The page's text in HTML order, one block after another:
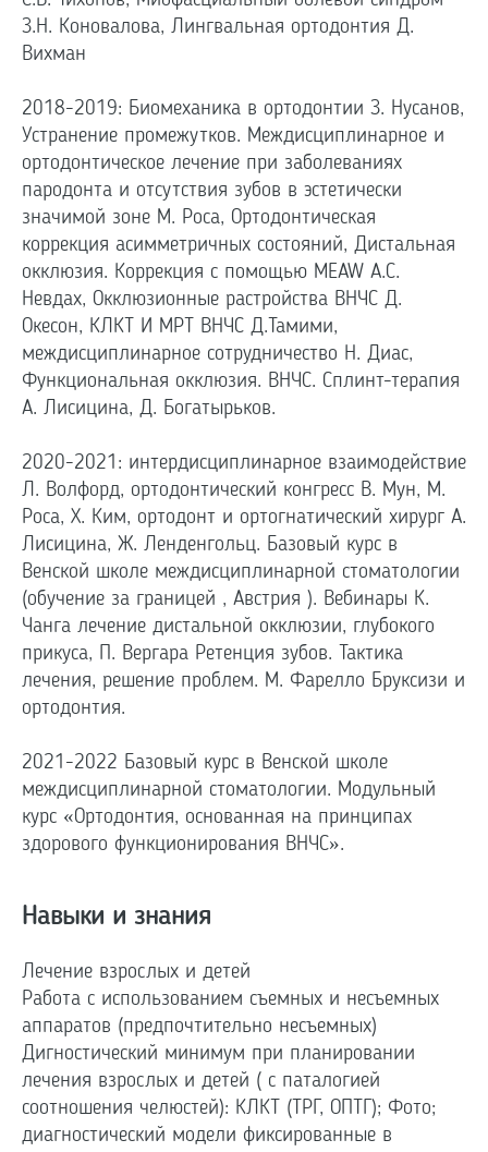
З.Н. Коновалова, Лингвальная ортодонтия Д.
Вихман
2018-2019: Биомеханика в ортодонтии З. Нусанов,
Устранение промежутков. Междисциплинарное и
ортодонтическое лечение при заболеваниях
пародонта и отсутствия зубов в эстетически
значимой зоне М. Роса, Ортодонтическая
коррекция асимметричных состояний, Дистальная
окклюзия. Коррекция с помощью MEAW А.С.
Невдах, Окклюзионные растройства ВНЧС Д.
Окесон, КЛКТ И МРТ ВНЧС Д.Тамими,
междисциплинарное сотрудничество Н. Диас,
Функциональная окклюзия. ВНЧС. Сплинт-терапия
А. Лисицина, Д. Богатырьков.
2020-2021: интердисциплинарное взаимодействие
Л. Волфорд, ортодонтический конгресс В. Мун, М.
Роса, Х. Ким, ортодонт и ортогнатический хирург А.
Лисицина, Ж. Ленденгольц. Базовый курс в
Венской школе междисциплинарной стоматологии
(обучение за границей , Австрия ). Вебинары К.
Чанга лечение дистальной окклюзии, глубокого
прикуса, П. Вергара Ретенция зубов. Тактика
лечения, решение проблем. М. Фарелло Бруксизи и
ортодонтия.
2021-2022 Базовый курс в Венской школе
междисциплинарной стоматологии. Модульный
курс «Ортодонтия, основанная на принципах
здорового функционирования ВНЧС».
Навыки и знания
Лечение взрослых и детей
Работа с использованием съемных и несъемных
аппаратов (предпочтительно несъемных)
Дигностический минимум при планировании
лечения взрослых и детей ( с паталогией
соотношения челюстей): КЛКТ (ТРГ, ОПТГ); Фото;
диагностический модели фиксированные в